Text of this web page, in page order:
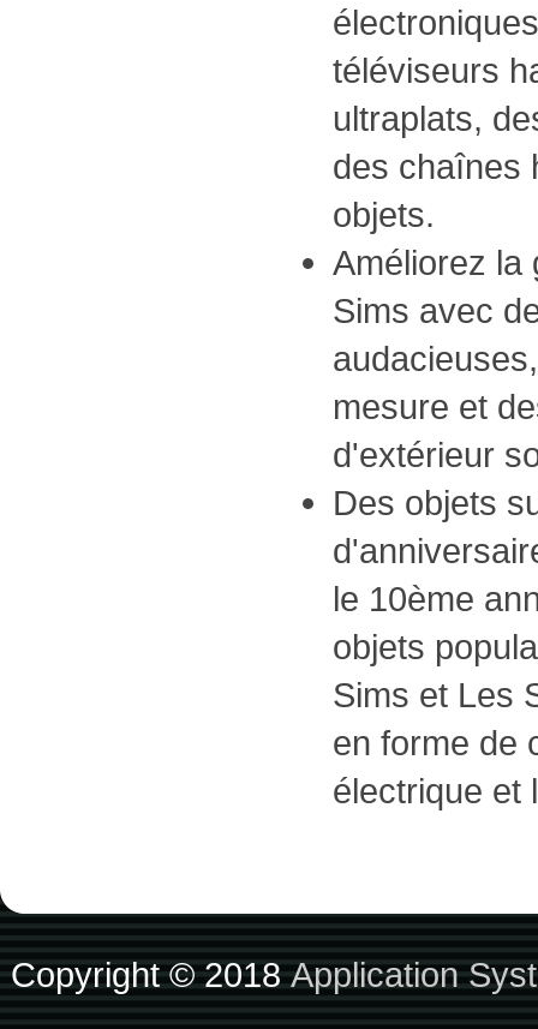
téléviseurs
ultraplats,
des chaînes
objets.
Améliorez la
Sims avec
mesure et
d'extérieur
Des objets
le 10ème
objets
Sims et Les
en forme de
électrique et
Copyright © 2018Application